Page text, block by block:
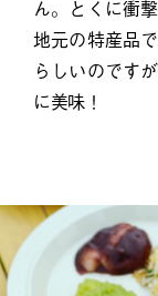
ん。とくに衝
地元の特産品
らしいのです
に美味！